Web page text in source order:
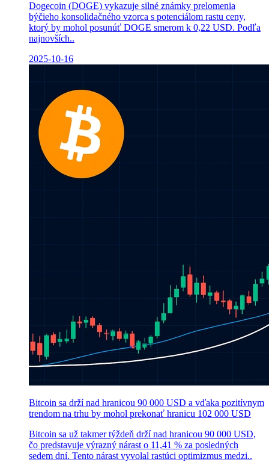
Dogecoin (DOGE) vykazuje silné známky prelomenia
býčieho konsolidačného vzorca s potenciálom rastu ceny,
ktorý by mohol posunúť DOGE smerom k 0,22 USD. Podľa
najnovších..
2025-10-16
Bitcoin sa drží nad hranicou 90 000 USD a vďaka pozitívnym
trendom na trhu by mohol prekonať hranicu 102 000 USD
Bitcoin sa už takmer týždeň drží nad hranicou 90 000 USD,
čo predstavuje výrazný nárast o 11,41 % za posledných
sedem dní. Tento nárast vyvolal rastúci optimizmus medzi..